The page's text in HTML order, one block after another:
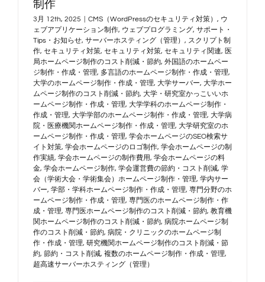
3月 12th, 2025 CMS（WordPressのセキュリティ対策） , ウ
ェブアプリケーション制作, ウェブプログラミング, サポート・
Tips・お知らせ, サーバーホスティング（管理） , スクリプト制
作, セキュリティ対策, セキュリティ対策, セキュリティ関連, 医
局ホームページ制作のコスト削減・節約, 外国語のホームペー
ジ制作・作成・管理, 多言語のホームページ制作・作成・管理,
大学のホームページ制作・作成・管理, 大学サーバー, 大学ホー
ムページ制作のコスト削減・節約, 大学・研究室かっこいいホ
ームページ制作・作成・管理, 大学学科のホームページ制作・
作成・管理, 大学学部のホームページ制作・作成・管理, 大学病
院・医療機関ホームページ制作・作成・管理, 大学研究室のホ
ームページ制作・作成・管理, 学会ホームページのSEO検索サ
イト対策, 学会ホームページのロゴ制作, 学会ホームページの制
作実績, 学会ホームページの制作費用, 学会ホームページの料
金, 学会ホームページ制作, 学会運営費の節約・コスト削減, 学
会（学術大会・学術集会）ホームページ制作・管理, 学内サー
バー, 学部・学科ホームページ制作・作成・管理, 専門分野のホ
ームページ制作・作成・管理, 専門医のホームページ制作・作
成・管理, 専門医ホームページ制作のコスト削減・節約, 教育機
関ホームページ制作のコスト削減・節約, 病院ホームページ制
作のコスト削減・節約, 病院・クリニックのホームページ制
作・作成・管理, 研究機関ホームページ制作のコスト削減・節
約, 節約・コスト削減, 複数のホームページ制作・作成・管理,
超高速サーバーホスティング（管理）